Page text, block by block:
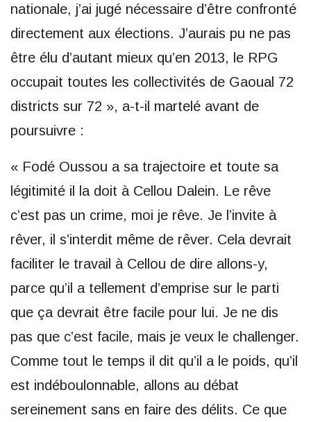
nationale, j’ai jugé nécessaire d’être confronté
directement aux élections. J’aurais pu ne pas
être élu d’autant mieux qu’en 2013, le RPG
occupait toutes les collectivités de Gaoual 72
districts sur 72 », a-t-il martelé avant de
poursuivre :
« Fodé Oussou a sa trajectoire et toute sa
légitimité il la doit à Cellou Dalein. Le rêve
c’est pas un crime, moi je rêve. Je l’invite à
rêver, il s’interdit même de rêver. Cela devrait
faciliter le travail à Cellou de dire allons-y,
parce qu’il a tellement d’emprise sur le parti
que ça devrait être facile pour lui. Je ne dis
pas que c’est facile, mais je veux le challenger.
Comme tout le temps il dit qu’il a le poids, qu’il
est indéboulonnable, allons au débat
sereinement sans en faire des délits. Ce que